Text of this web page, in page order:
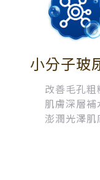
小分子玻
改善毛孔粗
肌膚深層補
澎潤光澤肌